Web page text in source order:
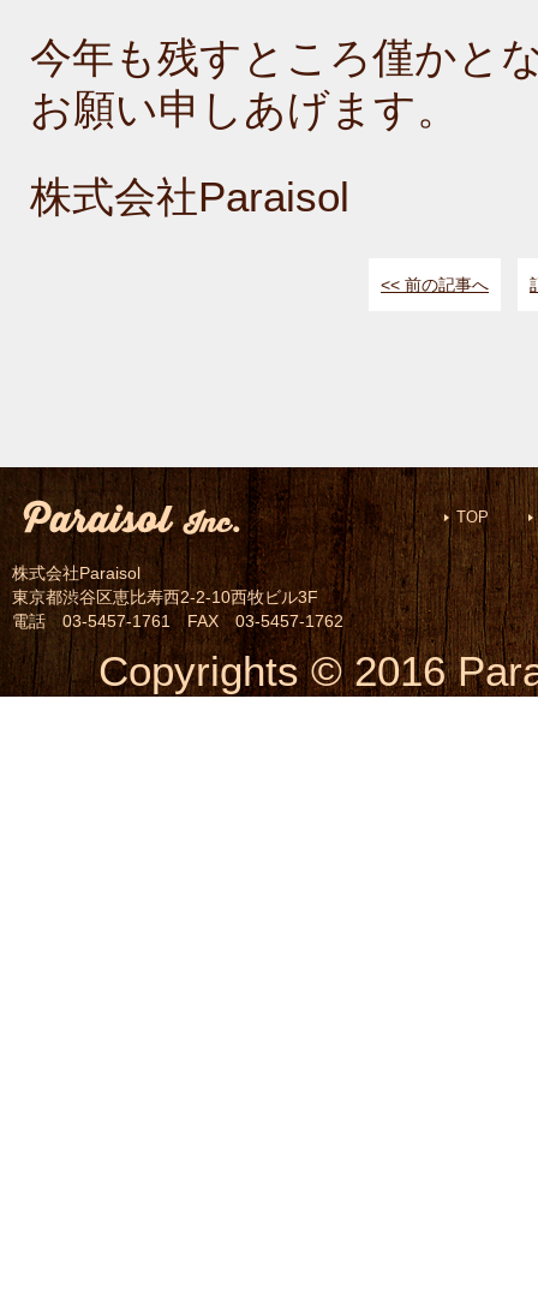
今年も残すところ僅かと
お願い申しあげます。
株式会社Paraisol
<< 前の記事へ
TOP
株式会社Paraisol
東京都渋谷区恵比寿西2-2-10西牧ビル3F
電話 03-5457-1761 FAX 03-5457-1762
Copyrights © 2016